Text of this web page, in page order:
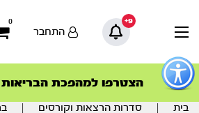
כפתור
לפתיחת
תפריט
9+
0
התחבר
סדרות
הסדרה המובילה החודש
ספרו החדש של הרב יובל –
המועדים
הצטרפו למהפכת
סדרות
הסדרה המובילה החודש
תוכן
בית סדרות הרצאות וקורסים